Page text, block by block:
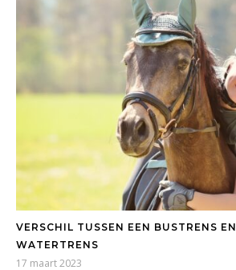
VERSCHIL TUSSEN EEN BUSTRENS
WATERTRENS
17 maart 2023